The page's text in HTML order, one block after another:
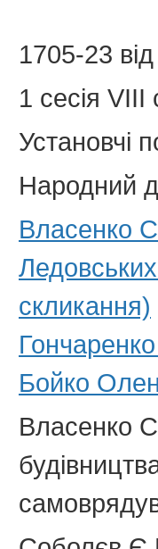
1705-23
1 сесія VIII
Установчі
Народний
Власенко
скликання)
Бойко
Власенко